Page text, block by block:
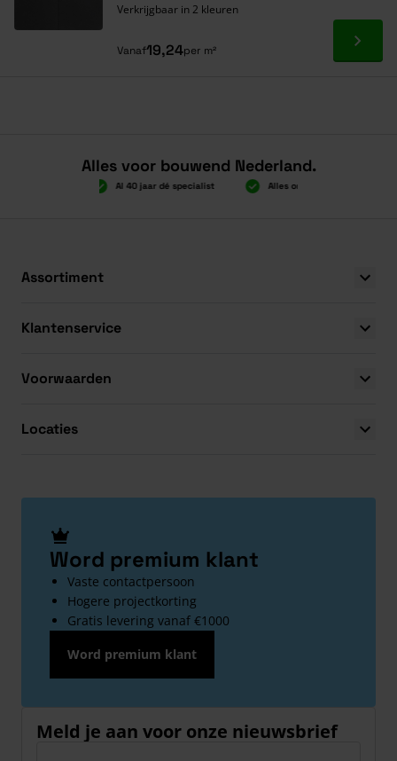
Verkrijgbaar in 2 kleuren
Vanaf19,24per m² Ga
Alles voor bouwend Nederland.
Boven 2.000 gratis verzending
Assortiment
Klantenservice
Voorwaarden
Locaties
Word premium klant
Vaste contactpersoon
Hogere projectkorting
Gratis levering vanaf €1000
Word premium klant
Meld je aan voor onze nieuwsbrief